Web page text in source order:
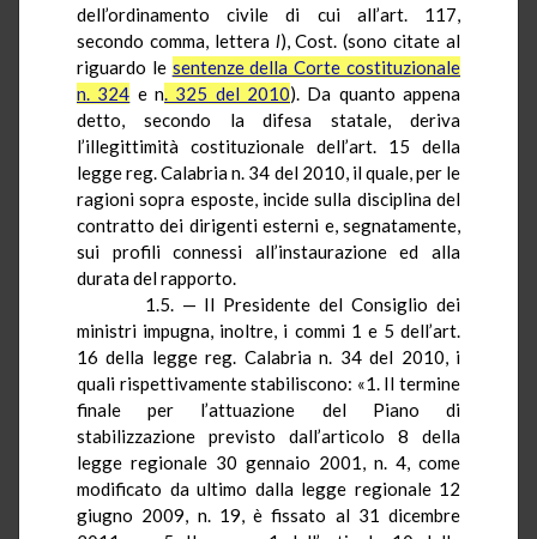
dell’ordinamento civile di cui all’art. 117,
secondo comma, lettera l), Cost. (sono citate al
riguardo le sentenze della Corte costituzionale
n. 324 e n. 325 del 2010). Da quanto appena
detto, secondo la difesa statale, deriva
l’illegittimità costituzionale dell’art. 15 della
legge reg. Calabria n. 34 del 2010, il quale, per le
ragioni sopra esposte, incide sulla disciplina del
contratto dei dirigenti esterni e, segnatamente,
sui profili connessi all’instaurazione ed alla
durata del rapporto.
1.5. — Il Presidente del Consiglio dei
ministri impugna, inoltre, i commi 1 e 5 dell’art.
16 della legge reg. Calabria n. 34 del 2010, i
quali rispettivamente stabiliscono: «1. Il termine
finale per l’attuazione del Piano di
stabilizzazione previsto dall’articolo 8 della
legge regionale 30 gennaio 2001, n. 4, come
modificato da ultimo dalla legge regionale 12
giugno 2009, n. 19, è fissato al 31 dicembre